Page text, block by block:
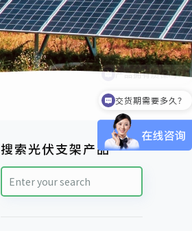
搜索光伏支架产品
交货期需要多久？